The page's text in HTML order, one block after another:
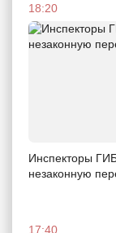
18:20
Инспекторы
незаконную
17:40